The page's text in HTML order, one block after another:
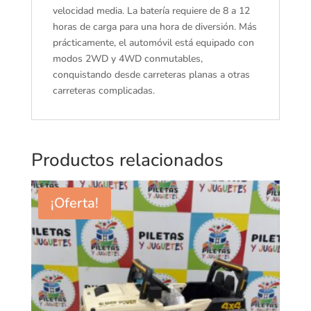
velocidad media. La batería requiere de 8 a 12
horas de carga para una hora de diversión. Más
prácticamente, el automóvil está equipado con
modos 2WD y 4WD conmutables,
conquistando desde carreteras planas a otras
carreteras complicadas.
Productos relacionados
¡Oferta!